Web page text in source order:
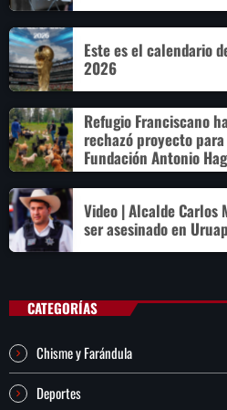
Este es el calendario
2026
Refugio Franciscano
rechazó proyecto
Fundación Antonio
Video | Alcalde Carlos
ser asesinado en
CATEGORÍAS
Chisme y Farándula
Deportes